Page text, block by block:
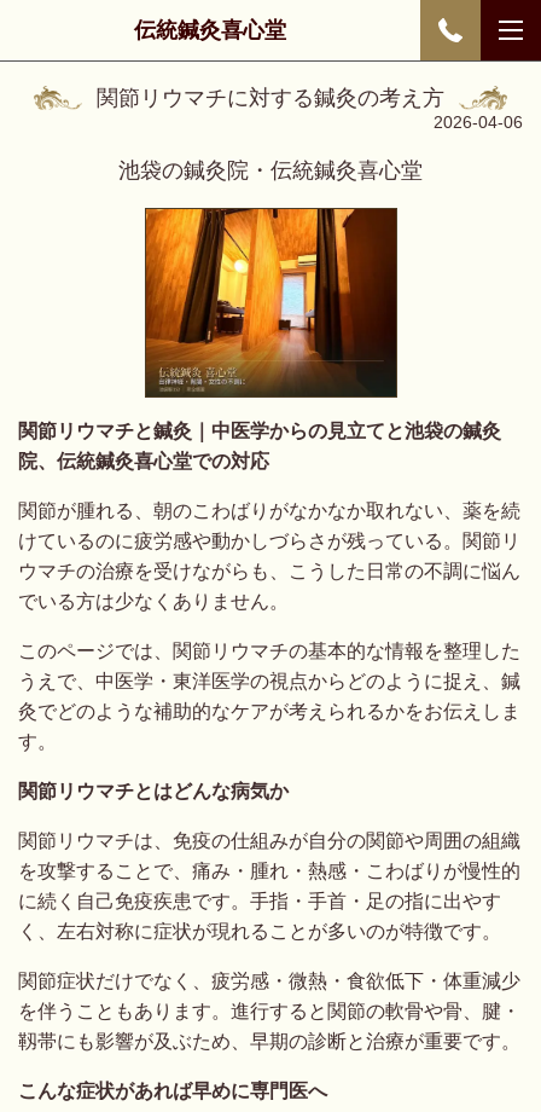
伝統鍼灸喜心堂
関節リウマチに対する鍼灸の考え方
2026-04-06
池袋の鍼灸院・伝統鍼灸喜心堂
関節リウマチと鍼灸｜中医学からの見立てと池袋の鍼灸
院、伝統鍼灸喜心堂での対応
関節が腫れる、朝のこわばりがなかなか取れない、薬を続
けているのに疲労感や動かしづらさが残っている。関節リ
ウマチの治療を受けながらも、こうした日常の不調に悩ん
でいる方は少なくありません。
このページでは、関節リウマチの基本的な情報を整理した
うえで、中医学・東洋医学の視点からどのように捉え、鍼
灸でどのような補助的なケアが考えられるかをお伝えしま
す。
関節リウマチとはどんな病気か
関節リウマチは、免疫の仕組みが自分の関節や周囲の組織
を攻撃することで、痛み・腫れ・熱感・こわばりが慢性的
に続く自己免疫疾患です。手指・手首・足の指に出やす
く、左右対称に症状が現れることが多いのが特徴です。
関節症状だけでなく、疲労感・微熱・食欲低下・体重減少
を伴うこともあります。進行すると関節の軟骨や骨、腱・
靱帯にも影響が及ぶため、早期の診断と治療が重要です。
こんな症状があれば早めに専門医へ